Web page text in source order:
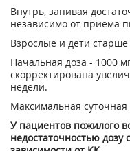
Внутрь, запивая
независимо от приема
Взрослые и дети старше
Начальная доза - 1000
скорректирована
недели.
Максимальная суточная
У пациентов пожилого
недостаточностью дозу